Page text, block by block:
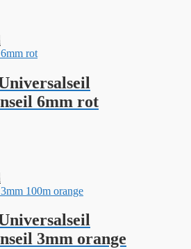
6mm rot
3mm orange